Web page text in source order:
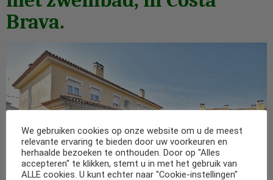
Brava.
We gebruiken cookies op onze website om u de meest
relevante ervaring te bieden door uw voorkeuren en
herhaalde bezoeken te onthouden. Door op "Alles
accepteren" te klikken, stemt u in met het gebruik van
ALLE cookies. U kunt echter naar "Cookie-instellingen"